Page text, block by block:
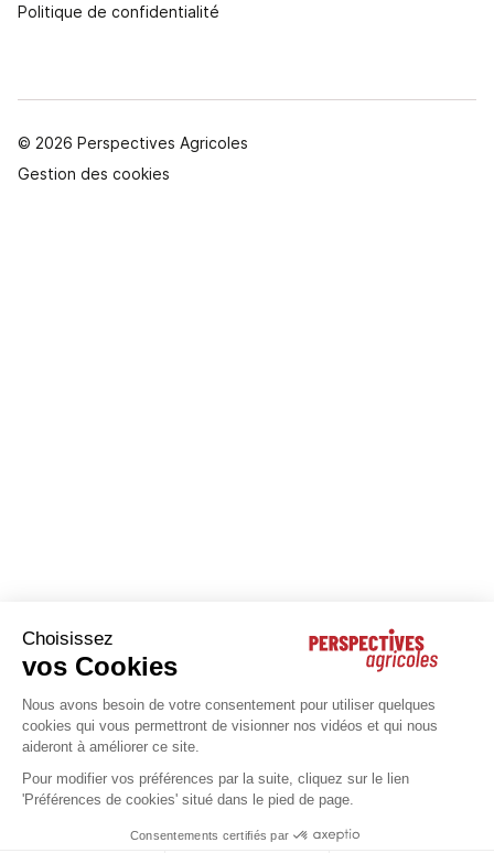
Politique de confidentialité
© 2026 Perspectives Agricoles
Gestion des cookies